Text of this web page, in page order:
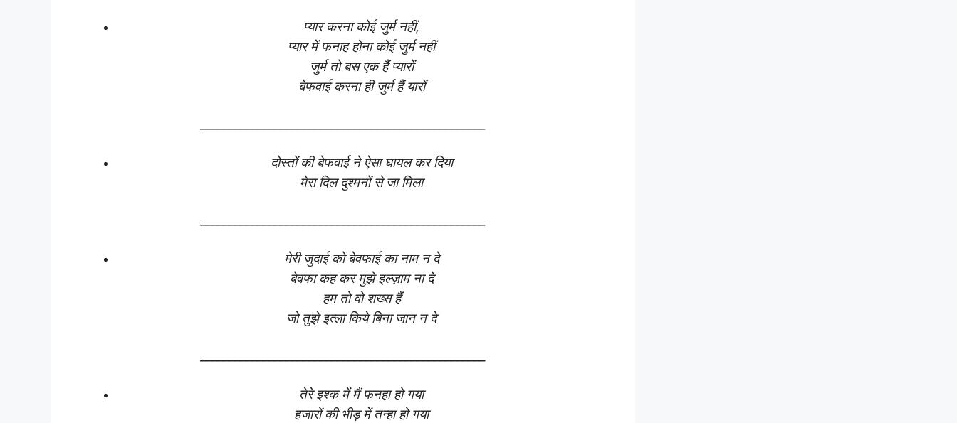
प्यार करना कोई जुर्म नहीं,
प्यार में फनाह होना कोई जुर्म नहीं
जुर्म तो बस एक हैं प्यारों
बेफवाई करना ही जुर्म हैं यारों
दोस्तों की बेफवाई ने ऐसा घायल कर दिया
मेरा दिल दुश्मनों से जा मिला
मेरी जुदाई को बेवफाई का नाम न दे
बेवफा कह कर मुझे इल्ज़ाम ना दे
हम तो वो शख्स हैं
जो तुझे इत्ला किये बिना जान न दे
तेरे इश्क में मैं फनहा हो गया
हजारों की भीड़ में तन्हा हो गया